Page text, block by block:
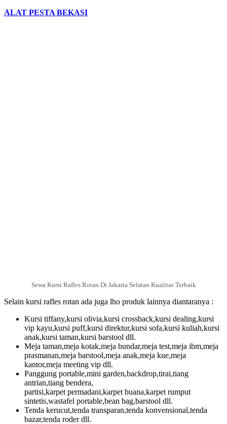
ALAT PESTA BEKASI
Sewa Kursi Rafles Rotan Di Jakarta Selatan Kualitas Terbaik
Selain kursi rafles rotan ada juga lho produk lainnya diantaranya :
Kursi tiffany,kursi olivia,kursi crossback,kursi dealing,kursi
vip kayu,kursi puff,kursi direktur,kursi sofa,kursi kuliah,kursi
anak,kursi taman,kursi barstool dll.
Meja taman,meja kotak,meja bundar,meja test,meja ibm,meja
prasmanan,meja barstool,meja anak,meja kue,meja
kantor,meja meeting vip dll.
Panggung portable,mini garden,backdrop,tirai,tiang
antrian,tiang bendera,
partisi,karpet permadani,karpet buana,karpet rumput
sintetis,wastafel portable,bean bag,barstool dll.
Tenda kerucut,tenda transparan,tenda konvensional,tenda
bazar,tenda roder dll.